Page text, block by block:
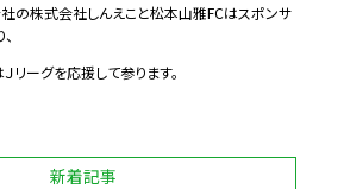
の株式会社しんえこと松本山雅FCはスポンサ
リーグを応援して参ります。
新着記事